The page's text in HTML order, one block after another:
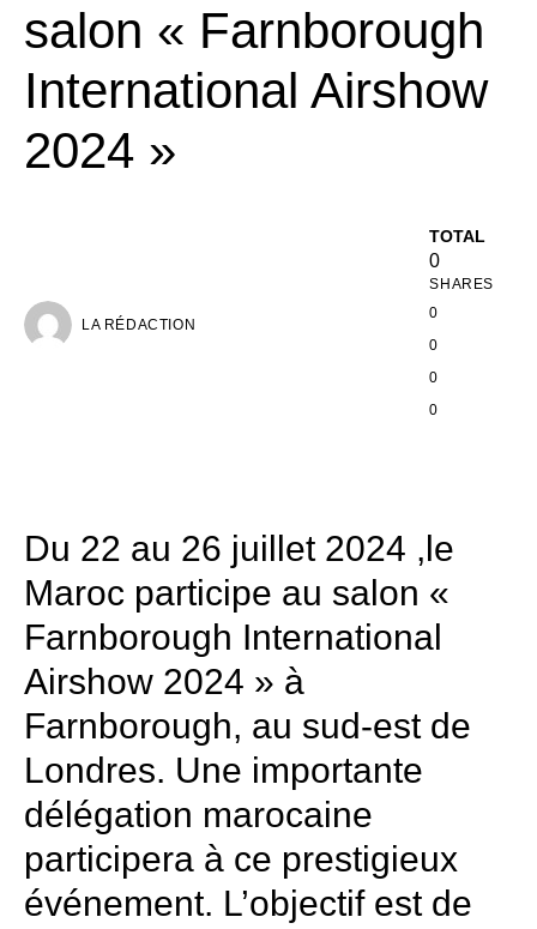
salon « Farnborough
International Airshow
2024 »
LA RÉDACTION
TOTAL
0
SHARES
0
0
0
0
Du 22 au 26 juillet 2024 ,le
Maroc participe au salon «
Farnborough International
Airshow 2024 » à
Farnborough, au sud-est de
Londres. Une importante
délégation marocaine
participera à ce prestigieux
événement. L’objectif est de